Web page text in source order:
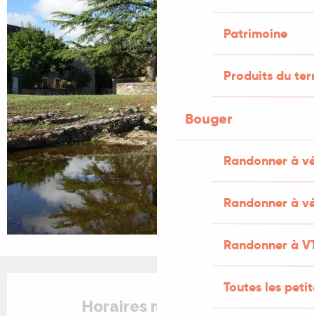
Patrimoine
Produits du
Bouger
Randonner à
Randonner à
Randonner à
Toutes les
Ouverture et coordonnées
Horaires non définis